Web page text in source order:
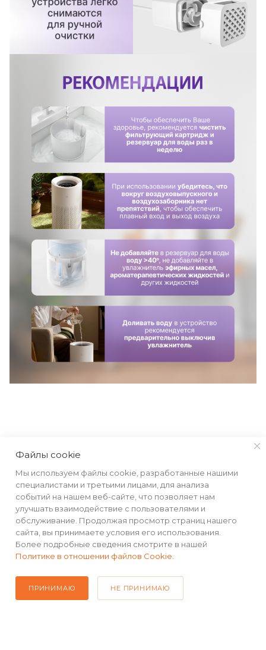
КАТАЛОГ
РЕКВИЗИТЫ
ПОМОЩЬ
Файлы cookie
Мы используем файлы cookie, разработанные нашими
специалистами и третьими лицами, для анализа
событий на нашем веб-сайте, что позволяет нам
улучшать взаимодействие с пользователями и
обслуживание. Продолжая просмотр страниц нашего
сайта, вы принимаете условия его использования.
Более подробные сведения смотрите в нашей
Политике в отношении файлов Cookie
ПРИНИМАЮ НЕ ПРИНИМАЮ